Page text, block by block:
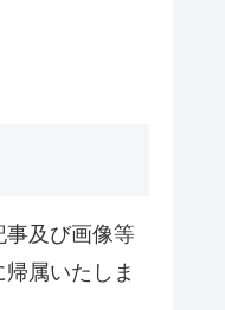
事及び画像等
属いたしま